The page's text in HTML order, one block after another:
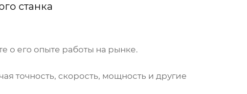
станка
о его опыте работы на рынке.
точность, скорость, мощность и другие